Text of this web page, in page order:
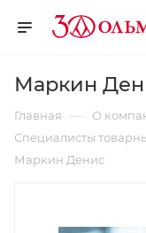
Маркин
Главная — О
Специалисты
Маркин Денис